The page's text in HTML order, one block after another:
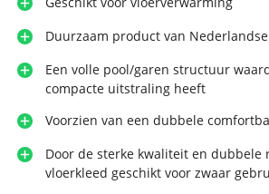
Duurzaam product van
Een volle pool/garen structuur
compacte uitstraling heeft
Voorzien van een dubbele
Door de sterke kwaliteit en dubbele
vloerkleed geschikt voor zwaar